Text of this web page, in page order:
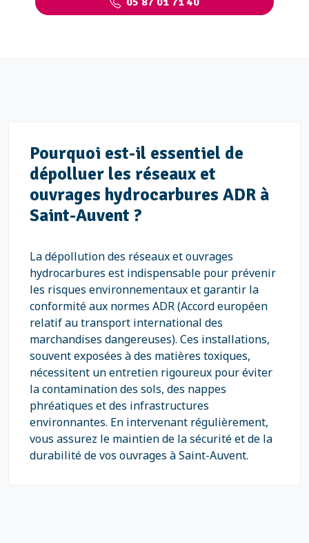
Pourquoi est-il essentiel de
dépolluer les réseaux et
ouvrages hydrocarbures ADR à
Saint-Auvent ?
La dépollution des réseaux et ouvrages
hydrocarbures est indispensable pour prévenir
les risques environnementaux et garantir la
conformité aux normes ADR (Accord européen
relatif au transport international des
marchandises dangereuses). Ces installations,
souvent exposées à des matières toxiques,
nécessitent un entretien rigoureux pour éviter
la contamination des sols, des nappes
phréatiques et des infrastructures
environnantes. En intervenant régulièrement,
vous assurez le maintien de la sécurité et de la
durabilité de vos ouvrages à Saint-Auvent.